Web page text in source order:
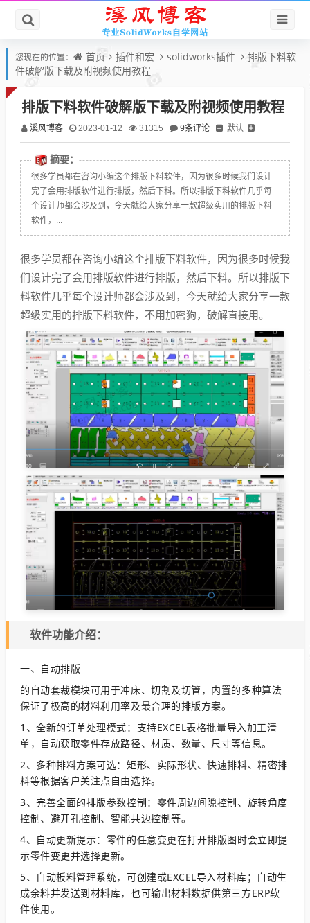
您现在的位置： 首页 插件和宏 solidworks插件
排版下料软
件破解版下载及附视频使用教程
排版下料软件破解版下载及附视频使用教程
溪风博客 2023-01-12 31315 9条评论 默认
摘要：
很多学员都在咨询小编这个排版下料软件，因为很多时候我们设计
完了会用排版软件进行排版，然后下料。所以排版下料软件几乎每
个设计师都会涉及到，今天就给大家分享一款超级实用的排版下料
软件，...
很多学员都在咨询小编这个排版下料软件，因为很多时候我
们设计完了会用排版软件进行排版，然后下料。所以排版下
料软件几乎每个设计师都会涉及到，今天就给大家分享一款
超级实用的排版下料软件，不用加密狗，破解直接用。
软件功能介绍：
一、自动排版
的自动套裁模块可用于冲床、切割及切管，内置的多种算法
保证了极高的材料利用率及最合理的排版方案。
1、全新的订单处理模式：支持EXCEL表格批量导入加工清
单，自动获取零件存放路径、材质、数量、尺寸等信息。
2、多种排料方案可选：矩形、实际形状、快速排料、精密排
料等根据客户关注点自由选择。
3、完善全面的排版参数控制：零件周边间隙控制、旋转角度
控制、避开孔控制、智能共边控制等。
4、自动更新提示：零件的任意变更在打开排版图时会立即提
示零件变更并选择更新。
5、自动板料管理系统，可创建或EXCEL导入材料库；自动生
成余料并发送到材料库，也可输出材料数据供第三方ERP软
件使用。